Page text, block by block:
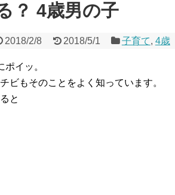
？ 4歳男の子
2018/2/8 2018/5/1 子育て, 4歳
イッ。
ビもそのことをよく知っています。
と